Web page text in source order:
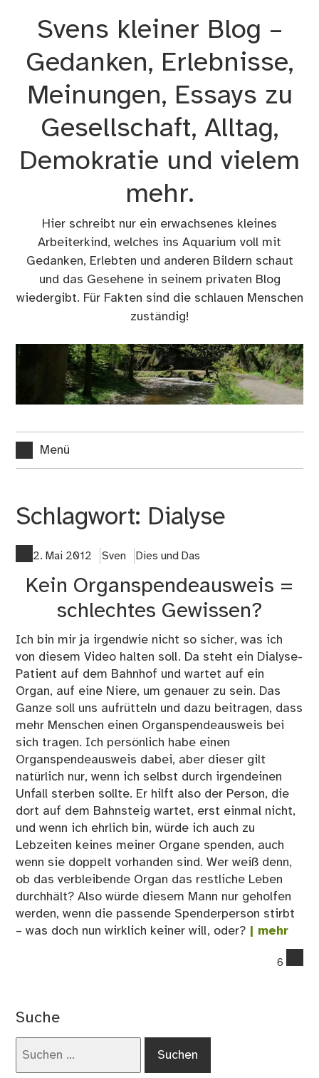
Svens kleiner Blog –
Gedanken, Erlebnisse,
Meinungen, Essays zu
Gesellschaft, Alltag,
Demokratie und vielem
mehr.
Hier schreibt nur ein erwachsenes kleines
Arbeiterkind, welches ins Aquarium voll mit
Gedanken, Erlebten und anderen Bildern schaut
und das Gesehene in seinem privaten Blog
wiedergibt. Für Fakten sind die schlauen Menschen
zuständig!
Menü
Schlagwort: Dialyse
2. Mai 2012 Sven Dies und Das
Kein Organspendeausweis =
schlechtes Gewissen?
Ich bin mir ja irgendwie nicht so sicher, was ich
von diesem Video halten soll. Da steht ein Dialyse-
Patient auf dem Bahnhof und wartet auf ein
Organ, auf eine Niere, um genauer zu sein. Das
Ganze soll uns aufrütteln und dazu beitragen, dass
mehr Menschen einen Organspendeausweis bei
sich tragen. Ich persönlich habe einen
Organspendeausweis dabei, aber dieser gilt
natürlich nur, wenn ich selbst durch irgendeinen
Unfall sterben sollte. Er hilft also der Person, die
dort auf dem Bahnsteig wartet, erst einmal nicht,
und wenn ich ehrlich bin, würde ich auch zu
Lebzeiten keines meiner Organe spenden, auch
wenn sie doppelt vorhanden sind. Wer weiß denn,
ob das verbleibende Organ das restliche Leben
durchhält? Also würde diesem Mann nur geholfen
werden, wenn die passende Spenderperson stirbt
– was doch nun wirklich keiner will, oder? | mehr
6
Suche